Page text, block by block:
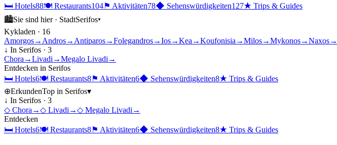
🛏 Hotels88🍽 Restaurants104⚑ Aktivitäten78◆ Sehenswürdigkeiten127★ Trips & Guides
🏙Sie sind hier · StadtSerifos▾
Kykladen · 16
Amorgos→ Andros→ Antiparos→Folegandros→Ios→Kea →Koufonisia →Milos→Mykonos→Naxos→
↓ In Serifos · 3
Chora →Livadi →Megalo Livadi →
Entdecken in Serifos
🛏 Hotels6🍽 Restaurants8⚑ Aktivitäten6◆ Sehenswürdigkeiten8★ Trips & Guides
⊕ErkundenTop in Serifos▾
↓ In Serifos · 3
◇ Chora →◇ Livadi →◇ Megalo Livadi →
Entdecken
🛏 Hotels6🍽 Restaurants8⚑ Aktivitäten6◆ Sehenswürdigkeiten8★ Trips & Guides